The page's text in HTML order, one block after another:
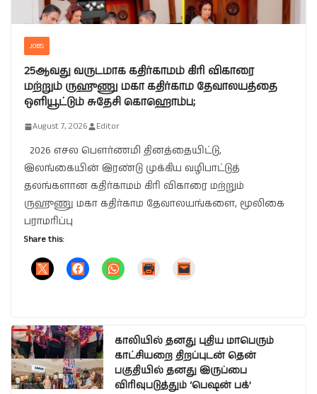
JOBS
25ஆவது வருடமாக கதிர்காமம் கிரி விகாரை
மற்றும் ருஹுணு மகா கதிர்காம தேவாலயத்தை
ஒளியூட்டும் சுதேசி கொஹொம்ப;
August 7, 2026 Editor
2026 எசல பௌர்ணமி தினத்தையிட்டு,
இலங்கையின் இரண்டு முக்கிய வழிபாட்டுத்
தலங்களான கதிர்காமம் கிரி விகாரை மற்றும்
ருஹுணு மகா கதிர்காம தேவாலயங்களை, மூலிகை
பராமரிப்பு
Share this:
காலியில் தனது புதிய மாபெரும்
காட்சியறை திறப்புடன் தென்
பகுதியில் தனது இருப்பை
விரிவுபடுத்தும் ‘பெஷன் பக்’